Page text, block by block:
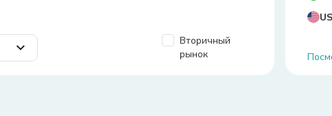
Вторичный
рынок